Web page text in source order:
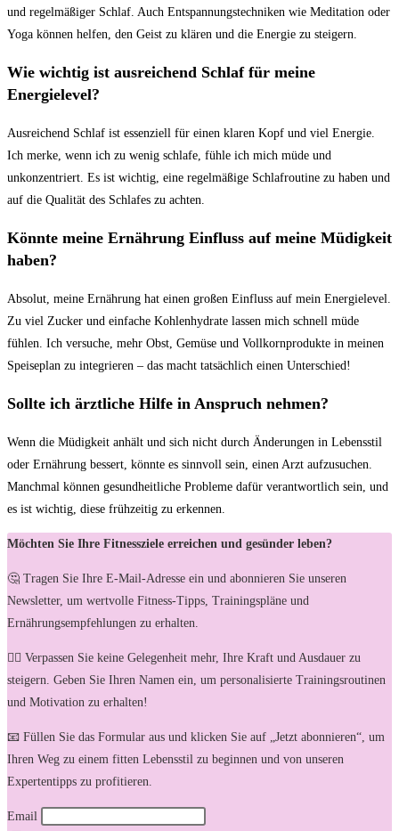
und regelmäßiger Schlaf. Auch Entspannungstechniken wie Meditation oder
Yoga können helfen, den Geist zu klären und die Energie zu steigern.
Wie wichtig ist ausreichend Schlaf für meine
Energielevel?
Ausreichend Schlaf ist essenziell für einen klaren Kopf und viel Energie.
Ich merke, wenn ich zu wenig schlafe, fühle ich mich müde und
unkonzentriert. Es ist wichtig, eine regelmäßige Schlafroutine zu haben und
auf die Qualität des Schlafes zu achten.
Könnte meine Ernährung Einfluss auf meine Müdigkeit
haben?
Absolut, meine Ernährung hat einen großen Einfluss auf mein Energielevel.
Zu viel Zucker und einfache Kohlenhydrate lassen mich schnell müde
fühlen. Ich versuche, mehr Obst, Gemüse und Vollkornprodukte in meinen
Speiseplan zu integrieren – das macht tatsächlich einen Unterschied!
Sollte ich ärztliche Hilfe in Anspruch nehmen?
Wenn die Müdigkeit anhält und sich nicht durch Änderungen in Lebensstil
oder Ernährung bessert, könnte es sinnvoll sein, einen Arzt aufzusuchen.
Manchmal können gesundheitliche Probleme dafür verantwortlich sein, und
es ist wichtig, diese frühzeitig zu erkennen.
Möchten Sie Ihre Fitnessziele erreichen und gesünder leben?
🤔 Tragen Sie Ihre E-Mail-Adresse ein und abonnieren Sie unseren
Newsletter, um wertvolle Fitness-Tipps, Trainingspläne und
Ernährungsempfehlungen zu erhalten.
🏋️‍♀️ Verpassen Sie keine Gelegenheit mehr, Ihre Kraft und Ausdauer zu
steigern. Geben Sie Ihren Namen ein, um personalisierte Trainingsroutinen
und Motivation zu erhalten!
📧 Füllen Sie das Formular aus und klicken Sie auf „Jetzt abonnieren“, um
Ihren Weg zu einem fitten Lebensstil zu beginnen und von unseren
Expertentipps zu profitieren.
Email